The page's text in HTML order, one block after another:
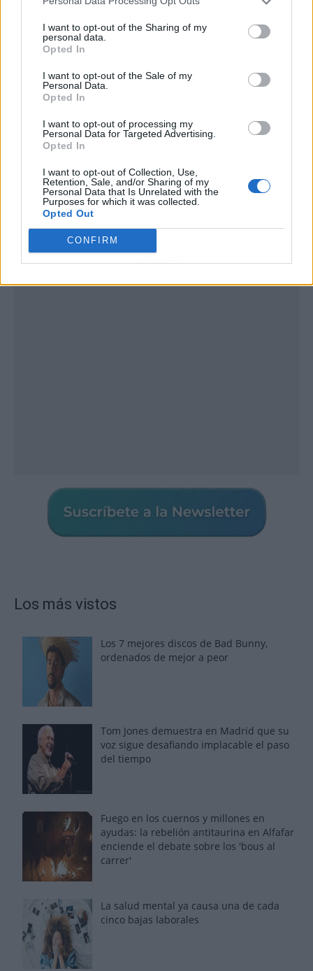
I want to opt-out of the Sharing of my
personal data.
Opted In
I want to opt-out of the Sale of my
Personal Data.
Opted In
I want to opt-out of processing my
Personal Data for Targeted Advertising.
Opted In
I want to opt-out of Collection, Use,
Retention, Sale, and/or Sharing of my
Personal Data that Is Unrelated with the
Purposes for which it was collected.
Opted Out
CONFIRM
EN EVIDENCIA
Publicidad
Los más vistos
Los 7 mejores discos de Bad Bunny,
ordenados de mejor a peor
Tom Jones demuestra en Madrid que su
voz sigue desafiando implacable el paso
del tiempo
Fuego en los cuernos y millones en
ayudas: la rebelión antitaurina en Alfafar
enciende el debate sobre los 'bous al
carrer'
La salud mental ya causa una de cada
cinco bajas laborales